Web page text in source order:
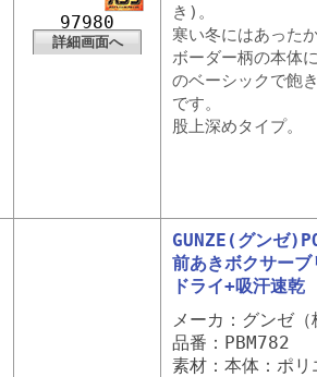
97980
詳細画面へ
き)。
寒い冬にはあった
ボーダー柄の本体
のベーシックで飽
です。
股上深めタイプ。
GUNZE(グンゼ
前あきボクサー
ドライ+吸汗速乾
メーカ：グンゼ（
品番：PBM782
素材：本体：ポリ